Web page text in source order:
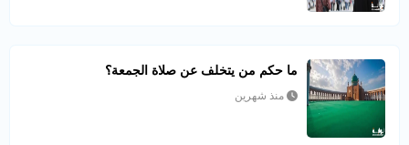
ما حكم من يتخلف عن صلاة الجمعة؟
منذ شهرين